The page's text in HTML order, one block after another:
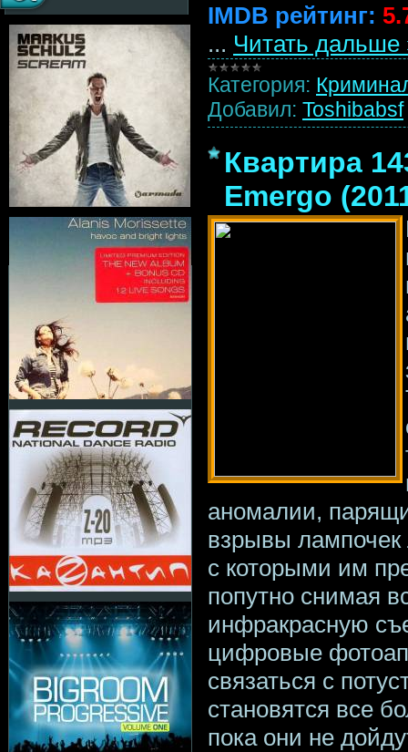
IMDB рейтинг:
... Читать дальше
Категория:
Добавил: Toshibabsf
Квартира
Emergo
аномалии,
взрывы
с которыми им
попутно снимая
инфракрасную
цифровые
связаться с
становятся все
пока они не